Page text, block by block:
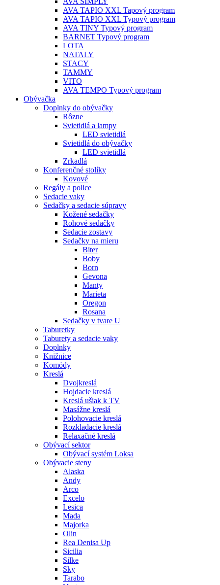
AVA TAPIO XXL Tapový program
AVA TAPIO XXL Typový program
AVA TINY Typový program
BARNET Typový program
LOTA
NATALY
STACY
TAMMY
VITO
AVA TEMPO Typový program
Obývačka
Doplnky do obývačky
Rôzne
Svietidlá a lampy
LED svietidlá
Svietidlá do obývačky
LED svietidlá
Zrkadlá
Konferenčné stolíky
Kovové
Regály a police
Sedacie vaky
Sedačky a sedacie súpravy
Kožené sedačky
Rohové sedačky
Sedacie zostavy
Sedačky na mieru
Biter
Boby
Born
Gevona
Manty
Marieta
Oregon
Rosana
Sedačky v tvare U
Taburetky
Taburety a sedacie vaky
Doplnky
Knižnice
Komódy
Kreslá
Dvojkreslá
Hojdacie kreslá
Kreslá ušiak k TV
Masážne kreslá
Polohovacie kreslá
Rozkladacie kreslá
Relaxačné kreslá
Obývací sektor
Obývací systém Loksa
Obývacie steny
Alaska
Andy
Arco
Excelo
Lesica
Mada
Majorka
Olin
Rea Denisa Up
Sicilia
Silke
Sky
Tarabo